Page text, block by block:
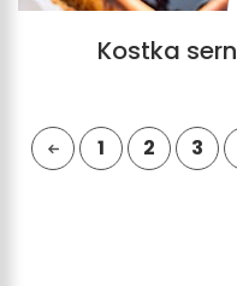
Kostka
1 2 3